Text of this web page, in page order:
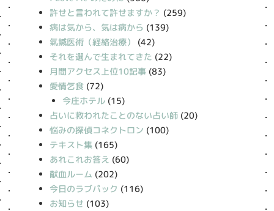
許せと言われて許せますか？ (259)
病は気から、気は病から (139)
氣鍼医術（経絡治療）
(42)
それを選んで生まれてきた (22)
月間アクセス上位10記事 (83)
愛情乞食 (72)
今庄ホテル(15)
占いに救われたことのない占い師 (20)
悩みの探偵コネクトロン (100)
テキスト集 (165)
あれこれお答え (60)
献血ルーム (202)
今日のラブパック (116)
お知らせ (103)